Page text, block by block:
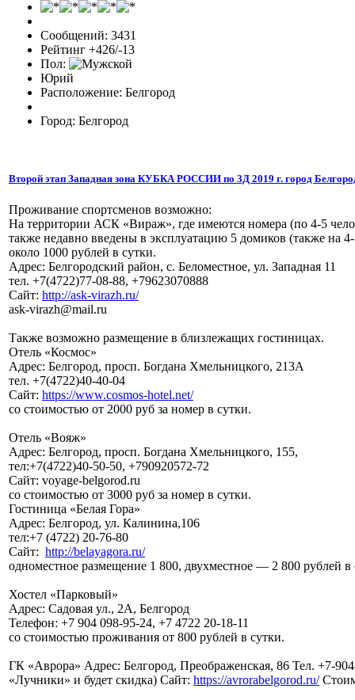
Сообщений: 3431
Рейтинг +426/-13
Пол:
Юрий
Расположение: Белгород
Город: Белгород
Второй этап Западная зона КУБКА РОССИИ по 3Д 2019 г. город
Проживание спортсменов возможно:
На территории АСК «Вираж», где имеются номера (по 4-5
также недавно введены в эксплуатацию 5 домиков (также на
около 1000 рублей в сутки.
Адрес: Белгородский район, с. Беломестное, ул. Западная 11
тел. +7(4722)77-08-88, +79623070888
Сайт: http://ask-virazh.ru/
ask-virazh@mail.ru
Также возможно размещение в близлежащих гостиницах.
Отель «Космос»
Адрес: Белгород, просп. Богдана Хмельницкого, 213А
тел. +7(4722)40-40-04
Сайт: https://www.cosmos-hotel.net/
со стоимостью от 2000 руб за номер в сутки.
Отель «Вояж»
Адрес: Белгород, просп. Богдана Хмельницкого, 155,
тел:+7(4722)40-50-50, +790920572-72
Сайт: voyage-belgorod.ru
со стоимостью от 3000 руб за номер в сутки.
Гостиница «Белая Гора»
Адрес: Белгород, ул. Калинина,106
тел:+7 (4722) 20-76-80
Сайт: http://belayagora.ru/
одноместное размещение 1 800, двухместное — 2 800 рублей в
Хостел «Парковый»
Адрес: Садовая ул., 2А, Белгород
Телефон: +7 904 098‑95-24, +7 4722 20‑18-11
со стоимостью проживания от 800 рублей в сутки.
ГК «Аврора» Адрес: Белгород, Преображенская, 86 Тел. +7-
«Лучники» и будет скидка) Сайт: https://avrorabelgorod.ru/